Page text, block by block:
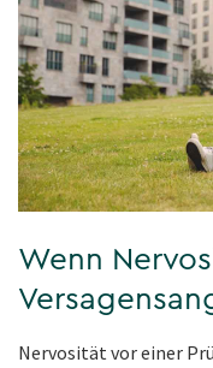
Wenn
Nervosität vor einer